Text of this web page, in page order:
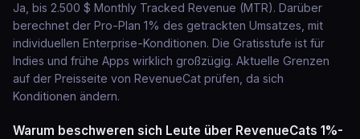
Ja, bis 2.500 $ Monthly Tracked Revenue (MTR). Darüber
berechnet der Pro-Plan 1% des getrackten Umsatzes, mit
individuellen Enterprise-Konditionen. Die Gratisstufe ist für
Indies und frühe Apps wirklich großzügig. Aktuelle Grenzen
auf der Preisseite von RevenueCat prüfen, da sich
Konditionen ändern.
Warum beschweren sich Leute über RevenueCats 1%-